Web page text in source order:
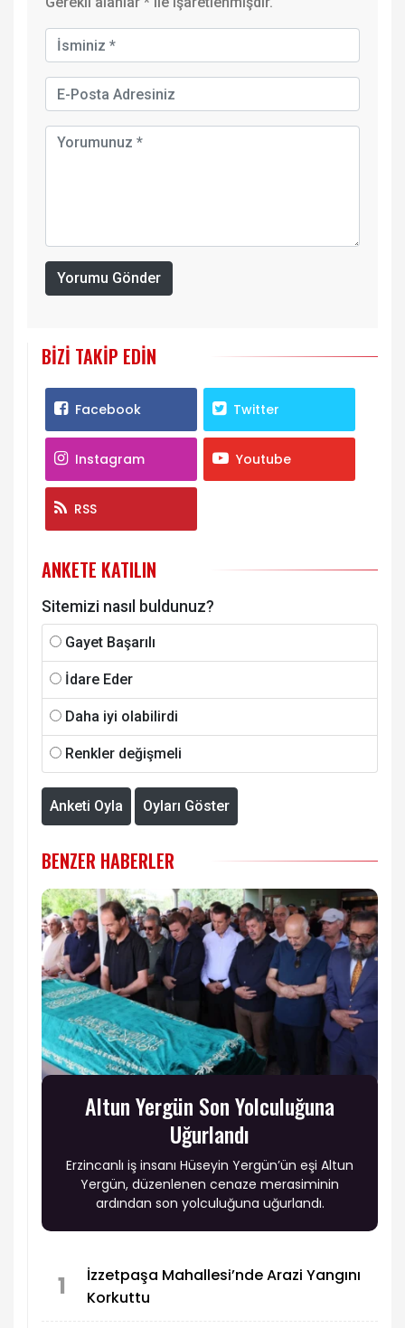
Yorumu Gönder
BIZI TAKIP EDIN
Facebook Twitter
Instagram Youtube
RSS
ANKETE KATILIN
Sitemizi nasıl buldunuz?
Gayet Başarılı
İdare Eder
Daha iyi olabilirdi
Renkler değişmeli
Anketi Oyla Oyları Göster
BENZER HABERLER
Altun Yergün Son Yolculuğuna
Uğurlandı
Erzincanlı iş insanı Hüseyin Yergün’ün eşi Altun
Yergün, düzenlenen cenaze merasiminin
ardından son yolculuğuna uğurlandı.
1
İzzetpaşa Mahallesi’nde Arazi Yangını
Korkuttu